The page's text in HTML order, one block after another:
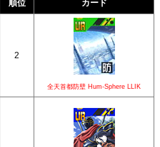
順位 カード
2
全天首都防壁 Hum-Sphere LLIK